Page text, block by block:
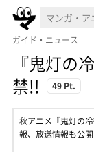
ガイド・ニュース
『鬼灯の
禁!!
49 Pt.
秋アニメ『鬼灯の
報、放送情報も公開